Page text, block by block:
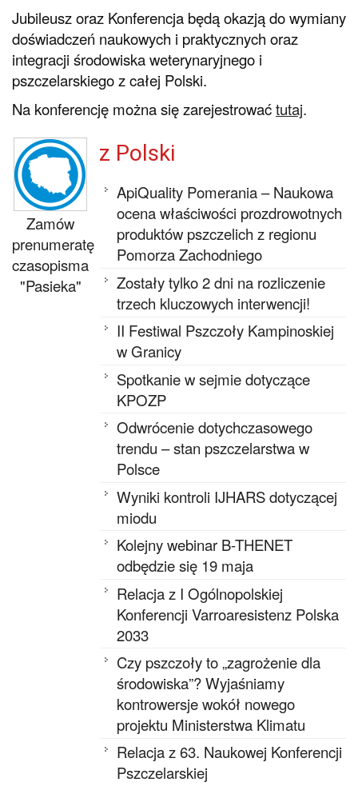
Jubileusz oraz Konferencja będą okazją do wymiany
doświadczeń naukowych i praktycznych oraz
integracji środowiska weterynaryjnego i
pszczelarskiego z całej Polski.
Na konferencję można się zarejestrowaćtutaj.
Zamów
prenumeratę
czasopisma
"Pasieka"
z Polski
ApiQuality Pomerania – Naukowa
ocena właściwości prozdrowotnych
produktów pszczelich z regionu
Pomorza Zachodniego
Zostały tylko 2 dni na rozliczenie
trzech kluczowych interwencji!
II Festiwal Pszczoły Kampinoskiej
w Granicy
Spotkanie w sejmie dotyczące
KPOZP
Odwrócenie dotychczasowego
trendu – stan pszczelarstwa w
Polsce
Wyniki kontroli IJHARS dotyczącej
miodu
Kolejny webinar B-THENET
odbędzie się 19 maja
Relacja z I Ogólnopolskiej
Konferencji Varroaresistenz Polska
2033
Czy pszczoły to „zagrożenie dla
środowiska”? Wyjaśniamy
kontrowersje wokół nowego
projektu Ministerstwa Klimatu
Relacja z 63. Naukowej Konferencji
Pszczelarskiej